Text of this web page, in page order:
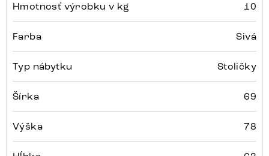
Hmotnosť výrobku v kg 10
Farba Sivá
Typ nábytku Stoličky
Šírka 69
Výška 78